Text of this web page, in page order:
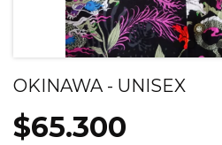
OKINAWA - UNISEX
$65.300